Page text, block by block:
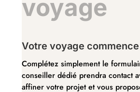
voyage
Votre voyage
Complétez simplement le
conseiller dédié prendra contact
affiner votre projet et vous